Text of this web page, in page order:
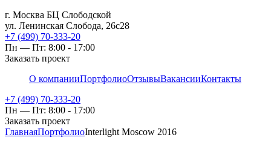
г. Москва БЦ Слободской
ул. Ленинская Слобода, 26с28
+7 (499) 70-333-20
Пн — Пт: 8:00 - 17:00
Заказать проект
О компанииПортфолиоОтзывыВакансииКонтакты
+7 (499) 70-333-20
Пн — Пт: 8:00 - 17:00
Заказать проект
ГлавнаяПортфолиоInterlight Moscow 2016